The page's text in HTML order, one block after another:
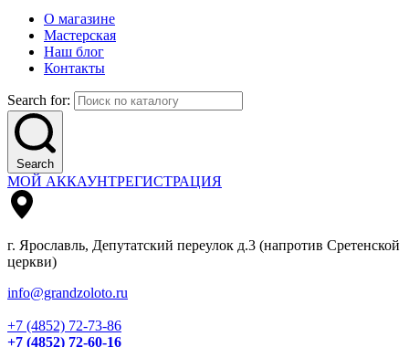
О магазине
Мастерская
Наш блог
Контакты
Search for:
Search
МОЙ АККАУНТРЕГИСТРАЦИЯ
г. Ярославль, Депутатский переулок д.3 (напротив Сретенской
церкви)
info@grandzoloto.ru
+7 (4852) 72-73-86
+7 (4852) 72-60-16